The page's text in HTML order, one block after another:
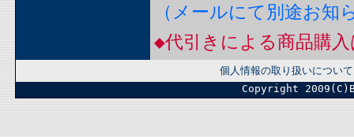
（メールにて別途お知
◆代引きによる商品購
個人情報の取り扱いについて
Copyright